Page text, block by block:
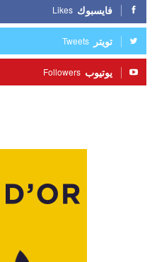
فايسبوك Likes
تويتر Tweets
يوتيوب Followers